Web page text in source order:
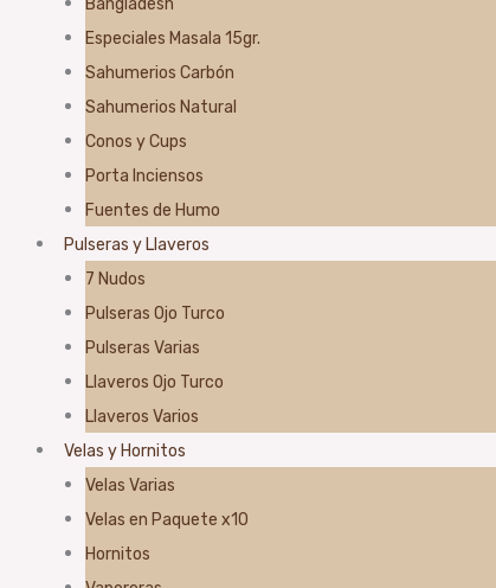
Especiales Masala 15gr.
Sahumerios Carbón
Sahumerios Natural
Conos y Cups
Porta Inciensos
Fuentes de Humo
Pulseras y Llaveros
7 Nudos
Pulseras Ojo Turco
Pulseras Varias
Llaveros Ojo Turco
Llaveros Varios
Velas y Hornitos
Velas Varias
Velas en Paquete x10
Hornitos